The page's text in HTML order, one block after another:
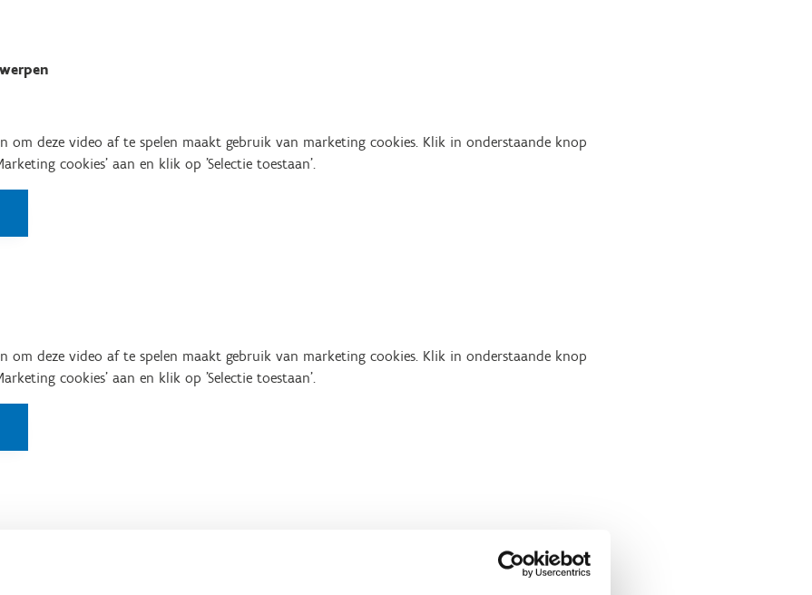
om deze video af te spelen maakt gebruik van marketing cookies. Klik in onderstaande knop
cookies' aan en klik op 'Selectie toestaan'.
om deze video af te spelen maakt gebruik van marketing cookies. Klik in onderstaande knop
cookies' aan en klik op 'Selectie toestaan'.
om deze video af te spelen maakt gebruik van marketing cookies. Klik in onderstaande knop